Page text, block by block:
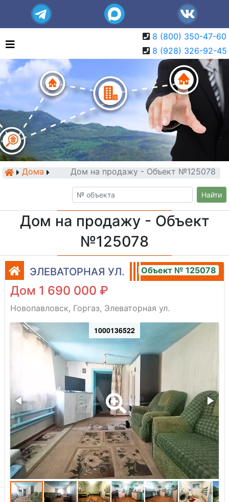
8 (800) 350-47-60
8 (928) 326-92-45
Дома Дом на продажу - Объект №125078
Найти
Дом на продажу - Объект
№125078
ЭЛЕВАТОРНАЯ УЛ. Объект № 125078
Дом 1 690 000 ₽
Новопавловск, Горгаз, Элеваторная ул.
1000136522